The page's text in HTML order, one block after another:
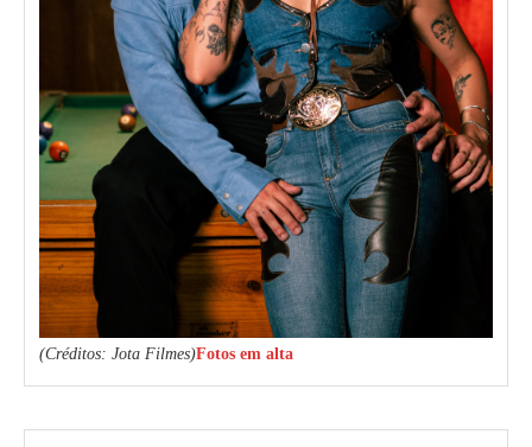
(Créditos: Jota Filmes)Fotos em alta